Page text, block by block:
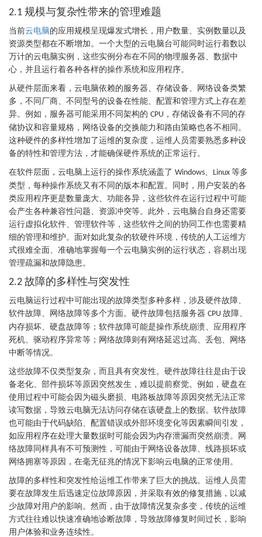
2.1 规模与复杂性带来的管理难题
当前云电脑的应用规模呈现爆发式增长，用户数量、实例数量以及
资源类型都在不断增加。一个大型的云电脑台可能同时运行着数以
万计的云电脑实例，这些实例分布在不同的物理服务器、数据中
心，并且运行着各种各样的操作系统和应用程序。
从硬件层面来看，云电脑依赖的服务器、存储设备、网络设备类繁
多，不同厂商、不同型号的设备在性能、配置和管理方式上存在差
异。例如，服务器可能采用不同架构的 CPU ，存储设备有不同的存
储协议和容量规格，网络设备的交换能力和路由策略也各不相同。
这种硬件的多样性增加了运维的复杂度，运维人员需要熟悉多种设
备的特性和管理方法，才能确保硬件系统的正常运行。
在软件层面，云电脑上运行的操作系统涵盖了 Windows、 Linux 等多
类型，每种操作系统又有不同的版本和配置。同时，用户安装的各
类应用程序更是数量庞大、功能各异，这些软件在运行过程中可能
会产生各种兼容性问题、资源冲突等。此外，云电脑台自身还需要
运行虚拟化软件、管理软件等，这些软件之间的协同工作也需要精
细的管理和维护。面对如此复杂的软硬件环境，传统的人工运维方
式很难全面、准确地掌握每一个云电脑实例的运行状态，容易出现
管理疏漏和故障隐患。
2.2 故障的多样性与突发性
云电脑运行过程中可能出现的故障类型多种多样，涉及硬件故障、
软件故障、网络故障等多个方面。硬件故障包括服务器 CPU 故障、
内存损坏、硬盘故障等；软件故障可能是操作系统崩溃、应用程序
死机、驱动程序异常等；网络故障则有网络延迟过高、丢包、网络
中断等情况。
这些故障不仅类型复杂，而且具有突发性。硬件故障往往是由于设
备老化、部件损坏等原因突然发生，难以提前察觉。例如，硬盘在
使用过程中可能会因为磁头磨损、电路板故障等原因突然无法正常
读写数据，导致云电脑无法访问存储在该硬盘上的数据。软件故障
也可能由于代码缺陷、配置错误或外部环境变化等因素瞬间引发，
如应用程序在处理大量数据时可能会因为内存泄漏而突然崩溃。网
络故障同样具有不可预测性，可能由于网络设备故障、线路损坏或
网络拥塞等原因，在毫无征兆的情况下影响云电脑的正常使用。
故障的多样性和突发性给运维工作带来了巨大的挑战。运维人员需
要在故障发生后迅速定位故障原因，并采取有效的修复措施，以减
少故障对用户的影响。然而，由于故障情况复杂多变，传统的运维
方式往往难以快速准确地诊断故障，导致故障修复时间过长，影响
用户体验和业务连续性。